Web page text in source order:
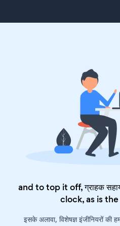
and to top it off, ग्राहक
clock, as is the
इसके अलावा, विशेषज्ञ इंजीनियरों